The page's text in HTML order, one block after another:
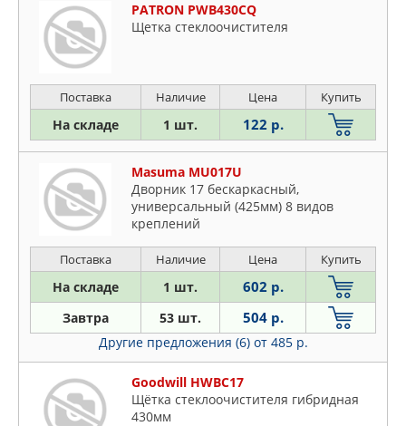
PATRON PWB430CQ
Щетка стеклоочистителя
Поставка Наличие Цена Купить
На складе 1 шт. 122 р.
Masuma MU017U
Дворник 17 бескаркасный,
универсальный (425мм) 8 видов
креплений
Поставка Наличие Цена Купить
На складе 1 шт. 602 р.
Завтра 53 шт. 504 р.
Другие предложения (6) от 485 р.
Goodwill HWBC17
Щётка стеклоочистителя гибридная
430мм